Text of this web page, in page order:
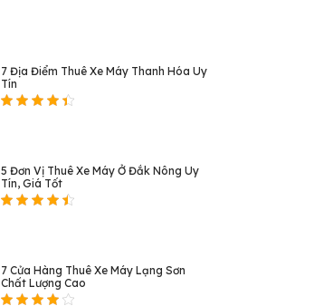
7 Địa Điểm Thuê Xe Máy Thanh Hóa Uy
Tín
5 Đơn Vị Thuê Xe Máy Ở Đắk Nông Uy
Tín, Giá Tốt
7 Cửa Hàng Thuê Xe Máy Lạng Sơn
Chất Lượng Cao